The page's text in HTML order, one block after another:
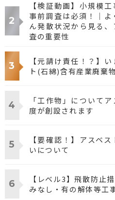
【検証動画】小規模
事前調査は必須！｜
ん発散状況から見る
査の重要性
【元請け責任！？】
ト(石綿)含有産業廃棄
「工作物」について
度が創設されます
【要確認！】アスベ
いについて
【レベル3】飛散防止
みなし・有の解体等工